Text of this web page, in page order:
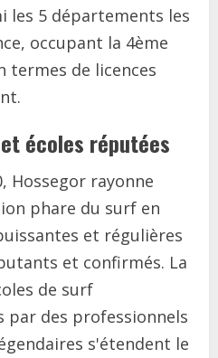
les 5 départements les
occupant la 4ème
termes de licences
écoles réputées
Hossegor rayonne
phare du surf en
et régulières
et confirmés. La
de surf
par des professionnels
s'étendent le